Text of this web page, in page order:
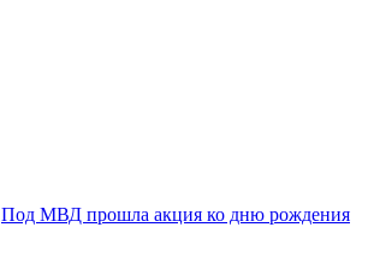
Под МВД прошла акция ко дню рождения